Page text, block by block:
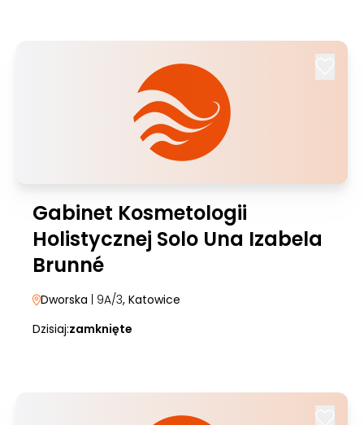
Gabinet Kosmetologii
Holistycznej Solo Una Izabela
Brunné
Dworska | 9A/3, Katowice
Dzisiaj:zamknięte